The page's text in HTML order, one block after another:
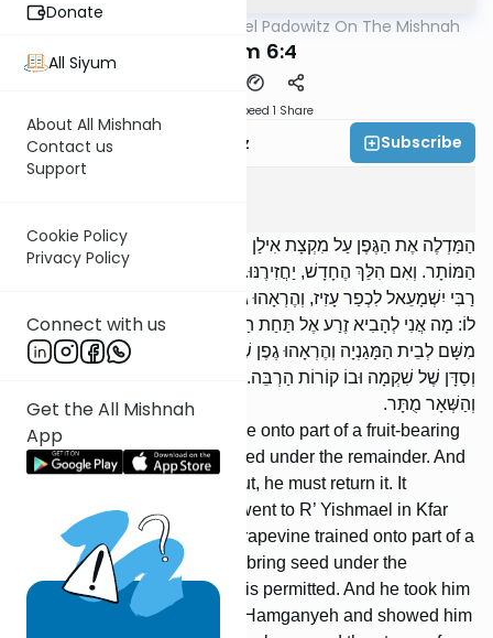
Donate
All Siyum
About All Mishnah
Contact us
Support
Cookie Policy
Privacy Policy
Connect with us
Get the All Mishnah
App
Rabbi Joel Padowitz On The Mishnah
Kilaim 6:4
Speed 1 Share
Rabbi Joel Padowitz Subscribe
הַמַּדְלֶה אֶת הַגֶּפֶן עַל מִקְצָת אִילַן מַאֲכָל, מֻתָּר לְהָבִיא זֶרַע אֶל תַּחַת
הַמּוֹתָר. וְאִם הִלֵּךְ הֶחָדָשׁ, יַחֲזִירֶנּוּ. מַעֲשֶׂה שֶׁהָלַךְ רַבִּי יְהוֹשֻׁעַ אֵצֶל
רַבִּי יִשְׁמָעֵאל לִכְפַר עָזִיז, וְהֶרְאָהוּ גֶפֶן מֻדְלָה עַל מִקְצָת תְּאֵנָה. אָמַר
לוֹ: מָה אֲנִי לְהָבִיא זֶרַע אֶל תַּחַת הַמּוֹתָר? אָמַר לוֹ: מֻתָּר. וְהֶעֱלָהוּ
מִשָּׁם לְבֵית הַמָּגַנְיָה וְהֶרְאָהוּ גֶפֶן שֶׁהִיא מֻדְלָה עַל מִקְצָת הַקּוֹרָה
וְסַדָּן שֶׁל שִׁקְמָה וּבוֹ קוֹרוֹת הַרְבֵּה. אָמַר לוֹ: תַּחַת הַקּוֹרָה זוֹ אָסוּר,
וְהַשְּׁאָר מֻתָּר.
[If] someone trains a grapevine onto part of a fruit-bearing
tree, it is permitted to bring seed under the remainder. And
if the new growth extended out, he must return it. It
happened that R’ Yehoshua went to R’ Yishmael in Kfar
Aziz, and he showed him a grapevine trained onto part of a
fig tree. He said to him: May I bring seed under the
remainder? He said to him: It is permitted. And he took him
from there up to the house of Hamganyeh and showed him